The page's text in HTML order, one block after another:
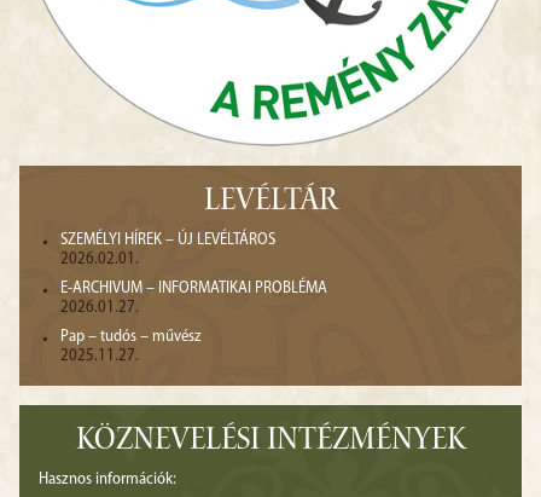
LEVÉLTÁR
SZEMÉLYI HÍREK – ÚJ LEVÉLTÁROS
2026.02.01.
E-ARCHIVUM – INFORMATIKAI PROBLÉMA
2026.01.27.
Pap – tudós – művész
2025.11.27.
KÖZNEVELÉSI INTÉZMÉNYEK
Hasznos információk: